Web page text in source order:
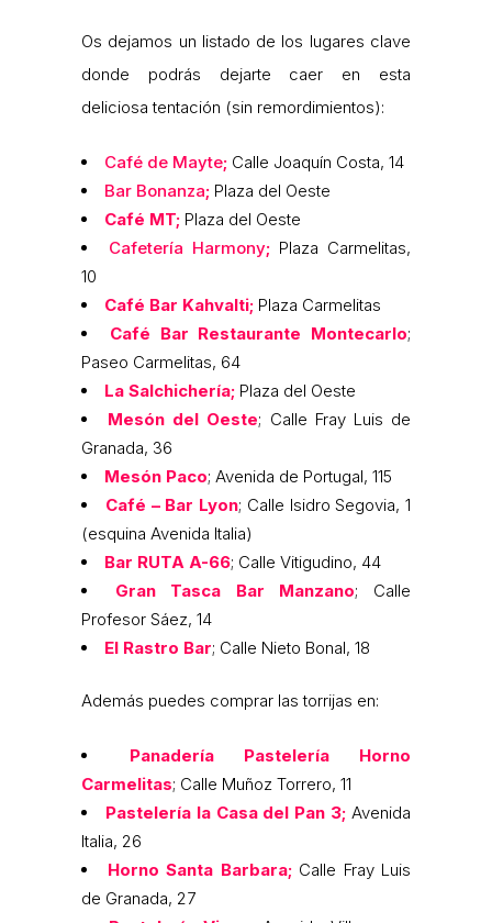
Os dejamos un listado de los lugares clave
donde podrás dejarte caer en esta
deliciosa tentación (sin remordimientos):
Café de Mayte; Calle Joaquín Costa, 14
Bar Bonanza; Plaza del Oeste
Café MT; Plaza del Oeste
Cafetería Harmony; Plaza Carmelitas,
10
Café Bar Kahvalti; Plaza Carmelitas
Café Bar Restaurante Montecarlo;
Paseo Carmelitas, 64
La Salchichería; Plaza del Oeste
Mesón del Oeste; Calle Fray Luis de
Granada, 36
Mesón Paco; Avenida de Portugal, 115
Café – Bar Lyon; Calle Isidro Segovia, 1
(esquina Avenida Italia)
Bar RUTA A-66; Calle Vitigudino, 44
Gran Tasca Bar Manzano; Calle
Profesor Sáez, 14
El Rastro Bar; Calle Nieto Bonal, 18
Además puedes comprar las torrijas en:
Panadería Pastelería Horno
Carmelitas; Calle Muñoz Torrero, 11
Pastelería la Casa del Pan 3; Avenida
Italia, 26
Horno Santa Barbara;Calle Fray Luis
de Granada, 27